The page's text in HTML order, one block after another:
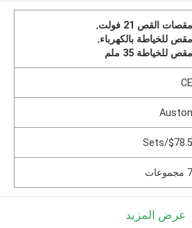
مقصات القص 21 فولت
,
مقص للخياطة بالكهرباء,
مقص للخياطة 35 ملم
CE
Auston
$78.5/Sets
7 مجموعات
عرض المزيد